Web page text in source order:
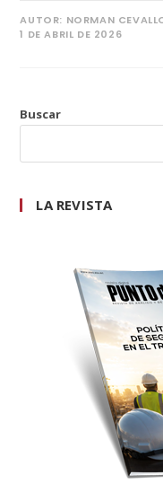
AUTOR: NORMAN
1 DE ABRIL DE 2026
Buscar
LA REVISTA